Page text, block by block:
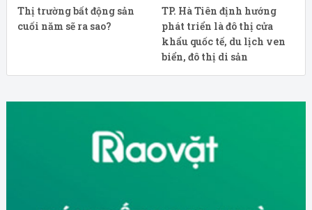
Thị trường bất động sản
cuối năm sẽ ra sao?
TP. Hà Tiên định hướng
phát triển là đô thị cửa
khẩu quốc tế, du lịch ven
biển, đô thị di sản